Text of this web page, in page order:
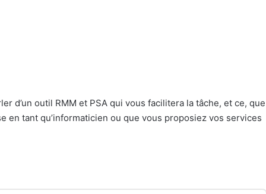
d’un outil RMM et PSA qui vous facilitera la tâche, et ce, que
en tant qu’informaticien ou que vous proposiez vos services